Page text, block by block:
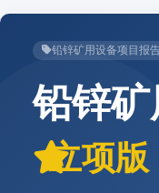
铅锌矿用设备项目报
铅锌
立项版